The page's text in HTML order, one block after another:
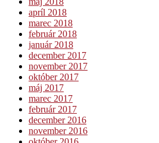
apríl 2018
marec 2018
február 2018
január 2018
december 2017
november 2017
október 2017
máj 2017
marec 2017
február 2017
december 2016
november 2016